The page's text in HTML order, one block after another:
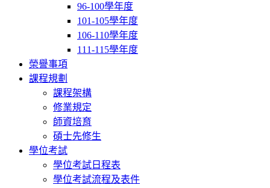
96-100學年度
101-105學年度
106-110學年度
111-115學年度
榮譽事項
課程規劃
課程架構
修業規定
師資培育
碩士先修生
學位考試
學位考試日程表
學位考試流程及表件